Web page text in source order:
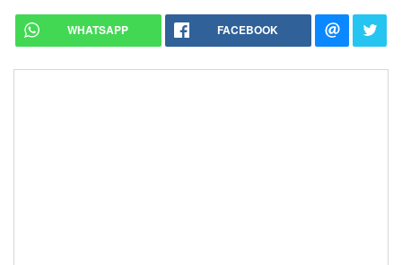
WHATSAPP FACEBOOK